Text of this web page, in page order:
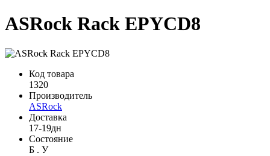
ASRock Rack EPYCD8
Код товара
1320
Производитель
ASRock
Доставка
17-19дн
Состояние
Б . У